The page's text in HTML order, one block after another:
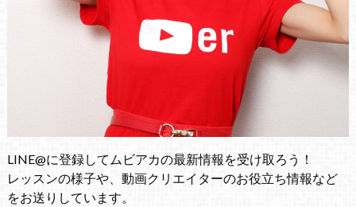
LINE@に登録してムビアカの最新情報を受け取ろう！
レッスンの様子や、動画クリエイターのお役立ち情報など
をお送りしています。